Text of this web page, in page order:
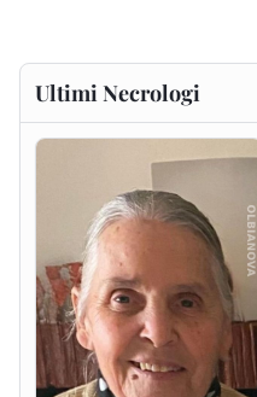
Ultimi Necrologi